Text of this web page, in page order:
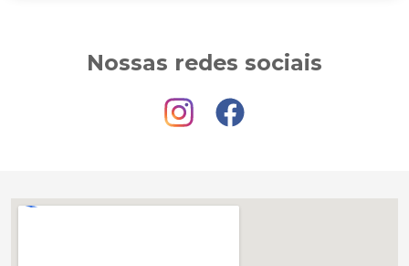
Nossas redes sociais